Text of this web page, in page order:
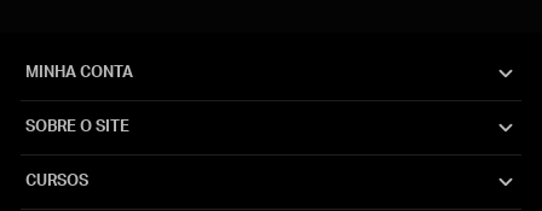
MINHA CONTA
SOBRE O SITE
CURSOS